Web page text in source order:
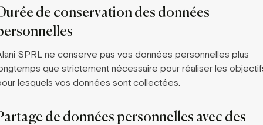
de conservation des données
SPRL ne conserve pas vos données personnelles plus
que strictement nécessaire pour réaliser les
lesquels vos données sont collectées.
de données personnelles avec des